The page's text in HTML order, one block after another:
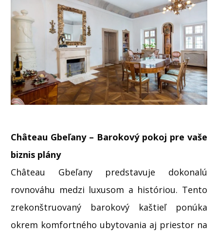
Château Gbeľany – Barokový pokoj pre vaše
biznis plány
Château Gbeľany predstavuje dokonalú
rovnováhu medzi luxusom a históriou. Tento
zrekonštruovaný barokový kaštieľ ponúka
okrem komfortného ubytovania aj priestor na